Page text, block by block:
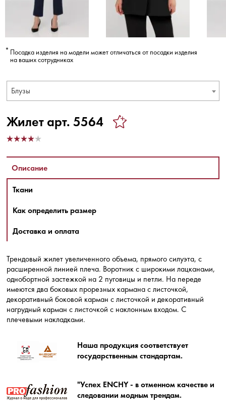
Посадка изделия на модели может отличаться от посадки изделия
на ваших сотрудниках
Блузы
Жилет арт. 5564
Описание
Ткани
Как определить размер
Доставка и оплата
Трендовый жилет увеличенного объема, прямого силуэта, с
расширенной линией плеча. Воротник с широкими лацканами,
однобортной застежкой на 2 пуговицы и петли. На переде
имеются два боковых прорезных кармана с листочкой,
декоративный боковой карман с листочкой и декоративный
нагрудный карман с листочкой с наклонным входом. С
плечевыми накладками.
Наша продукция соответствует
государственным стандартам.
"Успех ENCHY - в отменном качестве и
следовании модным трендам.